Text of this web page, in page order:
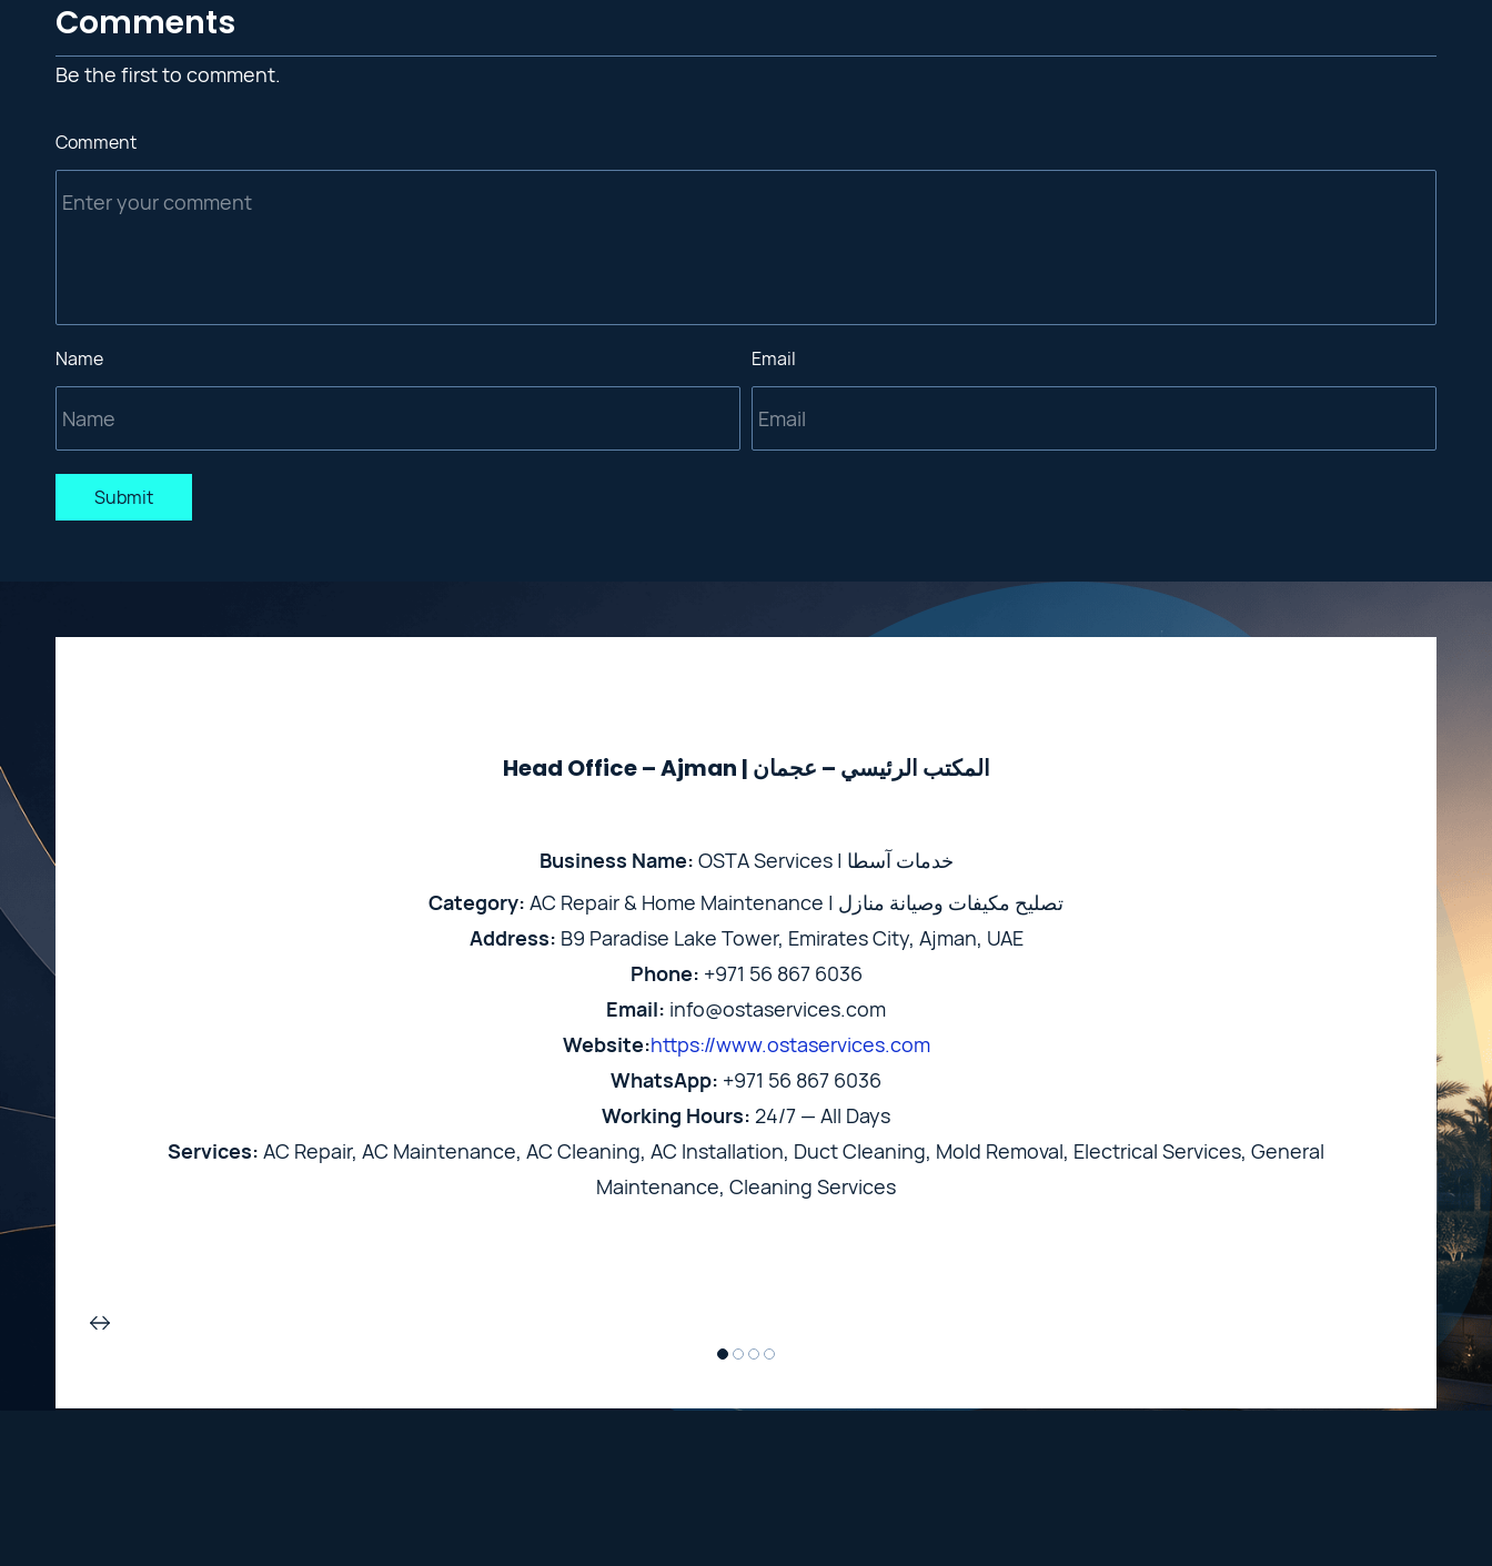
Comments
Be the first to comment.
Comment
Name Email
Submit
Head Office – Ajman | المكتب الرئيسي – عجمان
Business Name:
OSTA Services | خدمات آسطا
Category:
AC Repair & Home Maintenance | تصليح مكيفات وصيانة منازل
Address: B9 Paradise Lake Tower, Emirates City, Ajman, UAE
Phone: +971 56 867 6036
Email: info@ostaservices.com
Website:https://www.ostaservices.com
WhatsApp: +971 56 867 6036
Working Hours: 24/7 — All Days
Services: AC Repair, AC Maintenance, AC Cleaning, AC Installation, Duct Cleaning, Mold Removal, Electrical Services, General
Maintenance, Cleaning Services